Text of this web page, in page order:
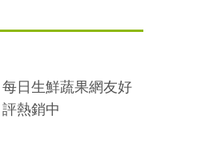
每日生鮮蔬果網友好
評熱銷中